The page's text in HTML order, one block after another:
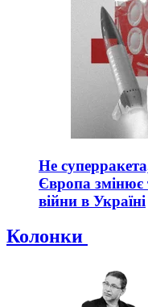
Не
Європа змінює
війни в Україні
Колонки